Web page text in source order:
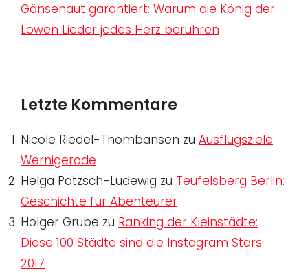
Gänsehaut garantiert: Warum die König der
Löwen Lieder jedes Herz berühren
Letzte Kommentare
Nicole Riedel-Thombansen zu Ausflugsziele
Wernigerode
Helga Patzsch-Ludewig zu Teufelsberg Berlin:
Geschichte für Abenteurer
Holger Grube zu Ranking der Kleinstädte:
Diese 100 Städte sind die Instagram Stars
2017